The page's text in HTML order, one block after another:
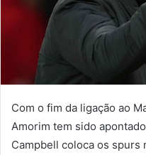
Com o fim da ligação ao
Amorim tem sido
Campbell coloca os spurs